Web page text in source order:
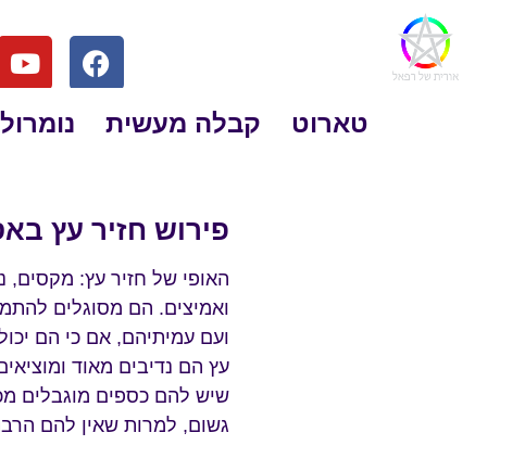
טארוט קבלה מעשית
פירוש חזיר עץ
האופי של חזיר עץ: מקסים,
ואמיצים. הם מסוגלים
ועם עמיתיהם, אם כי הם
עץ הם נדיבים מאוד
שיש להם כספים מוגבלים
גשום, למרות שאין להם